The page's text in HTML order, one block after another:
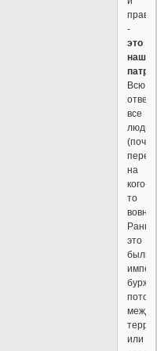
-
это
наш
Всю
все
люди
на
кого-
то
вовне.
это
были
потом
или